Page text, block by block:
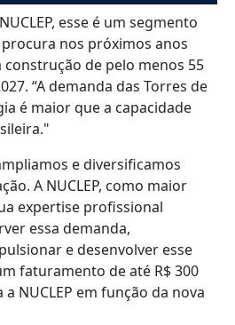
esse é um segmento
nos próximos anos
de pelo menos 55
“A demanda das Torres de
é maior que a capacidade
e diversificamos
A NUCLEP, como maior
expertise profissional
essa demanda,
e desenvolver esse
faturamento de até R$ 300
NUCLEP em função da nova